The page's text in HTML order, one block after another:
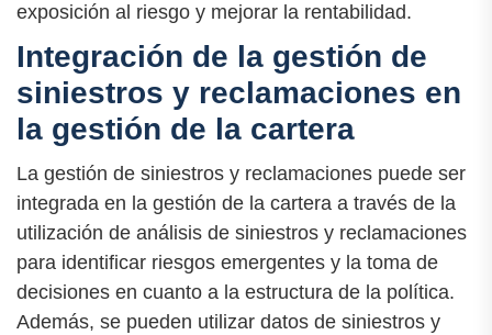
exposición al riesgo y mejorar la rentabilidad.
Integración de la gestión de
siniestros y reclamaciones en
la gestión de la cartera
La gestión de siniestros y reclamaciones puede ser
integrada en la gestión de la cartera a través de la
utilización de análisis de siniestros y reclamaciones
para identificar riesgos emergentes y la toma de
decisiones en cuanto a la estructura de la política.
Además, se pueden utilizar datos de siniestros y